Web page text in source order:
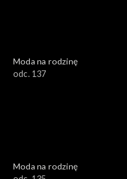
Moda na rodzinę
odc. 137
Moda na rodzinę